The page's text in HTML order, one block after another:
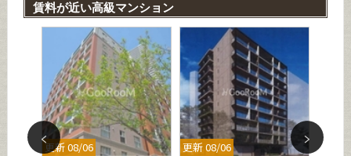
賃料が近い高級マンション
更新 08/06 更新 08/06 更新